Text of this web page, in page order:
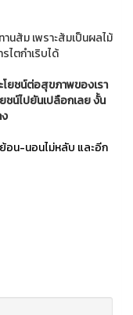
ส้ม เพราะส้มเป็นผลไม้
ไตกำเริบได้
โยชน์ต่อสุขภาพของเรา
ชน์ไปยันเปลือกเลย งั้น
อน-นอนไม่หลับ และอีก